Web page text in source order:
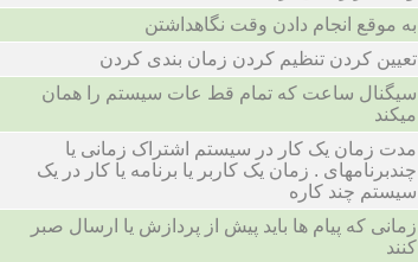
به موقع انجام دادن وقت نگاهداشتن
تعیین کردن تنظیم کردن زمان بندی کردن
سیگنال ساعت که تمام قط عات سیستم را همان
میکند
مدت زمان یک کار در سیستم اشتراک زمانی یا
چندبرنامهای . زمان یک کاربر یا برنامه یا کار در یک
سیستم چند کاره
زمانی که پیام ها باید پیش از پردازش یا ارسال صبر
کنند